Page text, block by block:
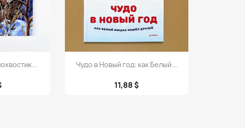
Просмотр
Чудо в Новый год: как Белый...
11,88 $